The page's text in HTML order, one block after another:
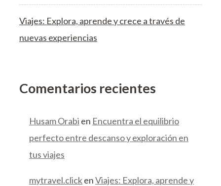
Viajes: Explora, aprende y crece a través de
nuevas experiencias
Comentarios recientes
Husam Orabi en Encuentra el equilibrio
perfecto entre descanso y exploración en
tus viajes
mytravel.clickenViajes: Explora, aprende y